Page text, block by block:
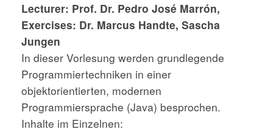
Lecturer: Prof. Dr. Pedro José Marrón,
Exercises: Dr. Marcus Handte, Sascha
Jungen
In dieser Vorlesung werden grundlegende
Programmiertechniken in einer
objektorientierten, modernen
Programmiersprache (Java) besprochen.
Inhalte im Einzelnen: